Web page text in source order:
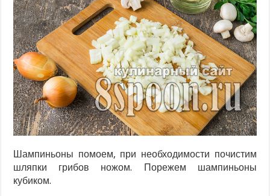
Шампиньоны помоем, при необходимости почистим
шляпки грибов ножом. Порежем шампиньоны
кубиком.